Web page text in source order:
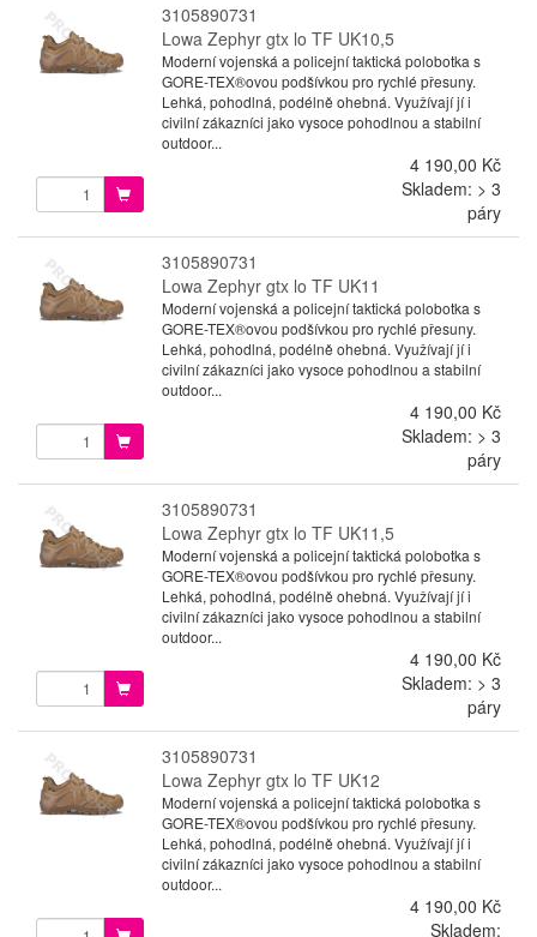
3105890731
Lowa Zephyr gtx lo TF UK10,5
Moderní vojenská a policejní taktická polobotka s
GORE-TEX®ovou podšívkou pro rychlé přesuny.
Lehká, pohodlná, podélně ohebná. Využívají jí i
civilní zákazníci jako vysoce pohodlnou a stabilní
outdoor...
4 190,00 Kč
Skladem: > 3
páry
3105890731
Lowa Zephyr gtx lo TF UK11
Moderní vojenská a policejní taktická polobotka s
GORE-TEX®ovou podšívkou pro rychlé přesuny.
Lehká, pohodlná, podélně ohebná. Využívají jí i
civilní zákazníci jako vysoce pohodlnou a stabilní
outdoor...
4 190,00 Kč
Skladem: > 3
páry
3105890731
Lowa Zephyr gtx lo TF UK11,5
Moderní vojenská a policejní taktická polobotka s
GORE-TEX®ovou podšívkou pro rychlé přesuny.
Lehká, pohodlná, podélně ohebná. Využívají jí i
civilní zákazníci jako vysoce pohodlnou a stabilní
outdoor...
4 190,00 Kč
Skladem: > 3
páry
3105890731
Lowa Zephyr gtx lo TF UK12
Moderní vojenská a policejní taktická polobotka s
GORE-TEX®ovou podšívkou pro rychlé přesuny.
Lehká, pohodlná, podélně ohebná. Využívají jí i
civilní zákazníci jako vysoce pohodlnou a stabilní
outdoor...
4 190,00 Kč
Skladem: